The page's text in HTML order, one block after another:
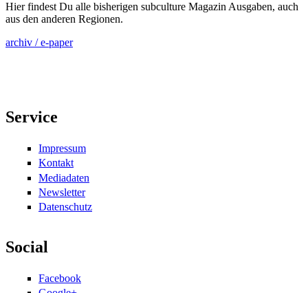
Hier findest Du alle bisherigen subculture Magazin Ausgaben, auch
aus den anderen Regionen.
archiv / e-paper
Service
Impressum
Kontakt
Mediadaten
Newsletter
Datenschutz
Social
Facebook